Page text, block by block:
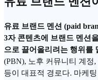
유료 브랜드 멘션 (paid
3자 콘텐츠에 브랜드 멘션
으로 끌어올리려는 행위를
(PBN), 노후 커뮤니티 계
등이 대표적 경로다. 마케팅